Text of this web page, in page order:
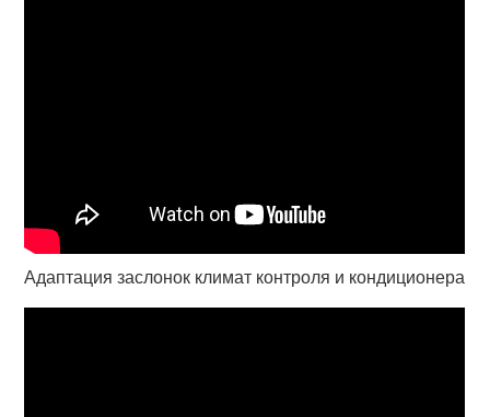
Адаптация заслонок климат контроля и кондиционера